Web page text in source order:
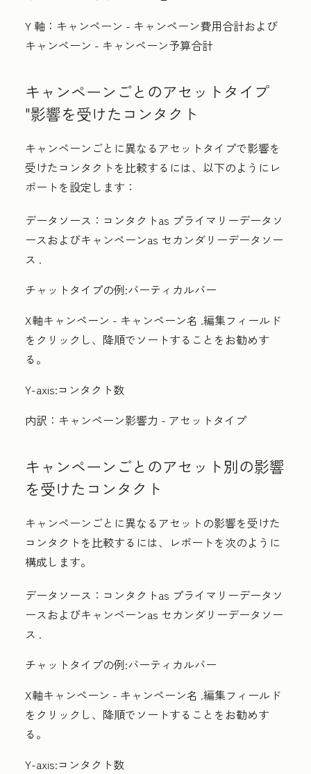
Y 軸： キャンペーン - キャンペーン費用合計および
キャンペーン - キャンペーン予算合計
キャンペーンごとのアセットタイプ
"影響を受けたコンタクト
キャンペーンごとに異なるアセットタイプで影響を
受けたコンタクトを比較するには、以下のようにレ
ポートを設定します：
データソース： コンタクトas プライマリーデータソ
ースおよびキャンペーンas セカンダリーデータソー
ス .
チャットタイプの例:バーティカルバー
X軸キャンペーン - キャンペーン名 .編集フィールド
をクリックし、 降順でソートすることをお勧めす
る。
Y-axis:コンタクト数
内訳： キャンペーン影響力 - アセットタイプ
キャンペーンごとのアセット別の影響
を受けたコンタクト
キャンペーンごとに異なるアセットの影響を受けた
コンタクトを比較するには、レポートを次のように
構成します。
データソース： コンタクトas プライマリーデータソ
ースおよびキャンペーンas セカンダリーデータソー
ス .
チャットタイプの例:バーティカルバー
X軸キャンペーン - キャンペーン名 .編集フィールド
をクリックし、 降順でソートすることをお勧めす
る。
Y-axis:コンタクト数